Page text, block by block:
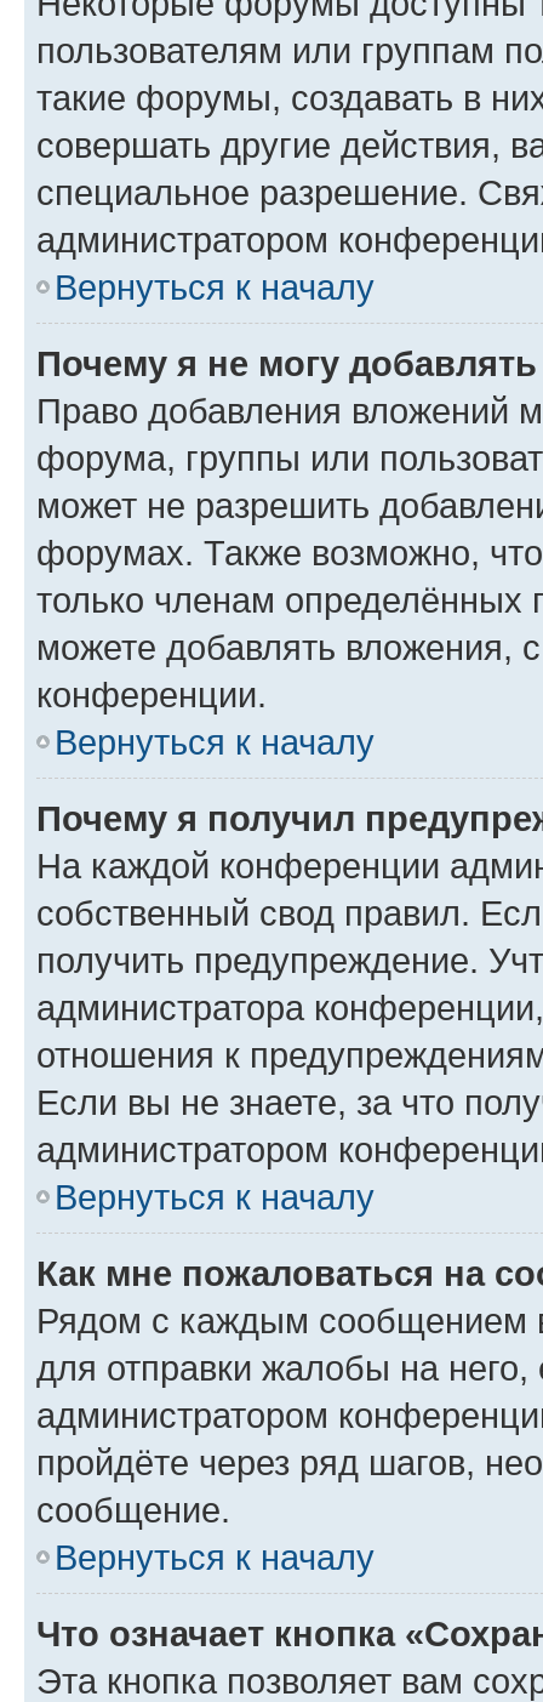
пользователям или группам
такие форумы, создавать в
совершать другие действия,
специальное разрешение.
администратором
Вернуться к началу
Почему я не могу
Право добавления вложений
форума, группы или
может не разрешить
форумах. Также возможно,
только членам определённых
можете добавлять вложения,
конференции.
Вернуться к началу
Почему я получил
На каждой конференции
собственный свод правил.
получить предупреждение.
администратора
отношения к
Если вы не знаете, за что
администратором
Вернуться к началу
Как мне пожаловаться на
Рядом с каждым сообщением
для отправки жалобы на
администратором
пройдёте через ряд шагов,
сообщение.
Вернуться к началу
Что означает кнопка
Эта кнопка позволяет вам